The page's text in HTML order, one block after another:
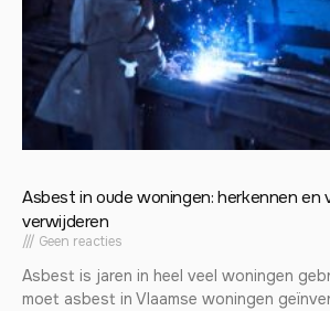
Asbest in oude woningen: herkennen en
verwijderen
Geen reacties
Asbest is jaren in heel veel woningen
moet asbest in Vlaamse woningen